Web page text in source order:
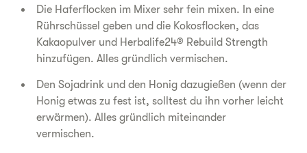
Die Haferflocken im Mixer sehr fein mixen. In eine
Rührschüssel geben und die Kokosflocken, das
Kakaopulver und Herbalife24® Rebuild Strength
hinzufügen. Alles gründlich vermischen.
Den Sojadrink und den Honig dazugießen (wenn der
Honig etwas zu fest ist, solltest du ihn vorher leicht
erwärmen). Alles gründlich miteinander
vermischen.